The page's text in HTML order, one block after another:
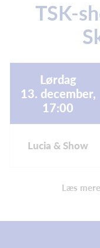
TSK-
Lørdag
13. december,
17:00
Lucia & Show
Læs